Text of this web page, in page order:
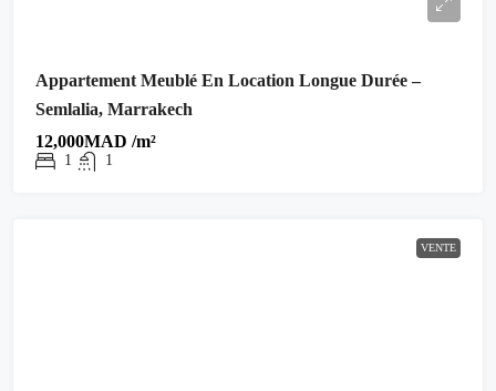
Appartement Meublé En Location Longue Durée –
Semlalia, Marrakech
12,000MAD /m²
1 1
VENTE